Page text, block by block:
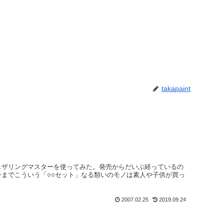
takapaint
リングマスターを使ってみた。発売からだいぶ経っているの
でこういう「○○セット」なる類いのモノは素人や子供が買っ
2007.02.25 2019.09.24